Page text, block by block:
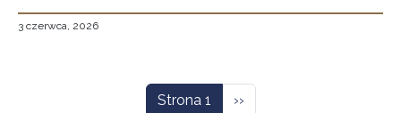
3 czerwca, 2026
Strona 1 Następna strona
››